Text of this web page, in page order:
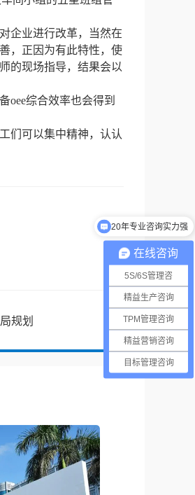
对企业进行改革，当然在
，正因为有此特性，使
的现场指导，结果会以
oee综合效率也会得到
们可以集中精神，认认
规划
在线咨询
5S/6S管理咨
精益生产咨询
TPM管理咨询
精益营销咨询
目标管理咨询
20年专业咨询实力强